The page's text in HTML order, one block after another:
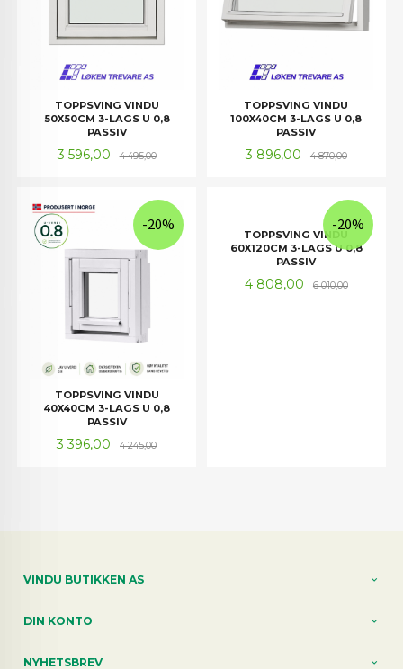
TOPPSVING VINDU
50X50CM 3-LAGS U 0,8
PASSIV
Tilbud
3 596,00 4 495,00Rabatt
TOPPSVING VINDU
100X40CM 3-LAGS U 0,8
PASSIV
Tilbud
3 896,00 4 870,00Rabatt
TOPPSVING VINDU
40X40CM 3-LAGS U 0,8
PASSIV
Tilbud
3 396,00 4 245,00Rabatt
-20%
TOPPSVING VINDU
60X120CM 3-LAGS U 0,8
PASSIV
Tilbud
4 808,00 6 010,00Rabatt
-20%
VINDU BUTIKKEN AS
DIN KONTO
NYHETSBREV